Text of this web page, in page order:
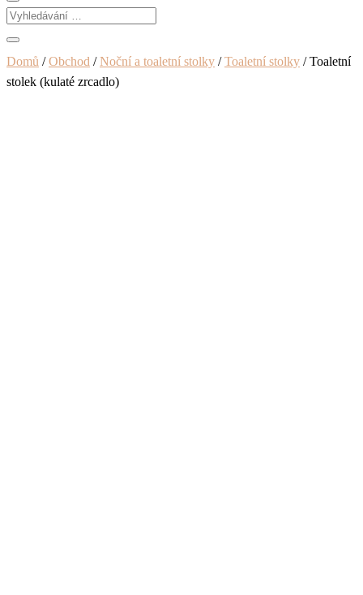
Domů /Obchod /Noční a toaletní stolky /Toaletní stolky / Toaletní
stolek (kulaté zrcadlo)